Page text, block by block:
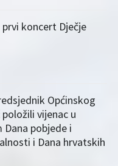
koncert Dječje
Općinskog
vijenac u
pobjede i
i Dana hrvatskih